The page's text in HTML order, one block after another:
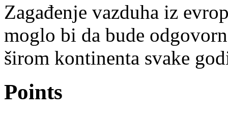
Zagađenje vazduha iz
moglo bi da bude
širom kontinenta svake
Points